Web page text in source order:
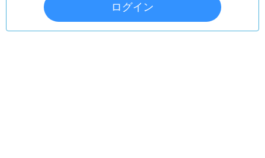
ログイン